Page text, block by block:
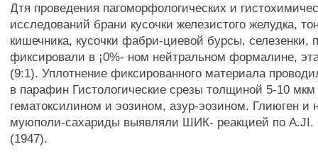
Дтя проведения пагоморфологических и
исследований брани кусочки железистого желудка,
кишечника, кусочки фабри-циевой бурсы, селезенки,
фиксировали в ¡0%- ном нейтральном формалине,
(9:1). Уплотнение фиксированного материала
в парафин Гистологические срезы толщиной 5-10
гематоксилином и эозином, азур-эозином. Глиюген и
муюполи-сахариды выявляли ШИК- реакцией по
(1947).